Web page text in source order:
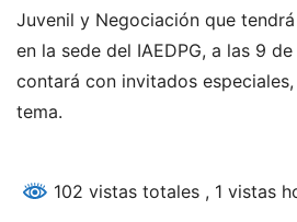
Juvenil y Negociación que
en la sede del IAEDPG, a las 9
contará con invitados
tema.
102 vistas totales , 1 vistas